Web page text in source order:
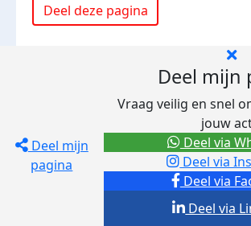
Deel deze pagina
Deel mijn
pagina
Deel mijn
Vraag veilig en snel
jouw
Deel via
Deel via
Deel via
Deel via